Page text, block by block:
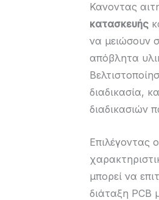
Κανοντας
κατασκευής
να μειώσουν
απόβλητα
διαδικασία,
διαδικασιών
Επιλέγοντας
μπορεί να
διάταξη PCB